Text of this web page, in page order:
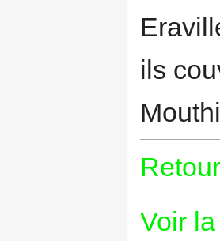
ils
Voir